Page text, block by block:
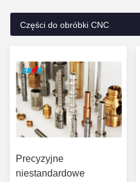
Części do obróbki CNC
Precyzyjne
niestandardowe